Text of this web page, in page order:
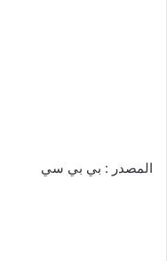
المصدر : بي بي سي